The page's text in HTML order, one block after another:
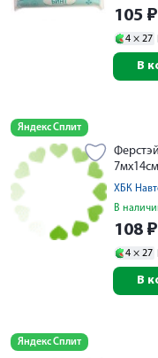
105 ₽
4 × 27
В
Яндекс Сплит
7мх14см
ХБК
В
108 ₽
4 × 27
В
Яндекс Сплит